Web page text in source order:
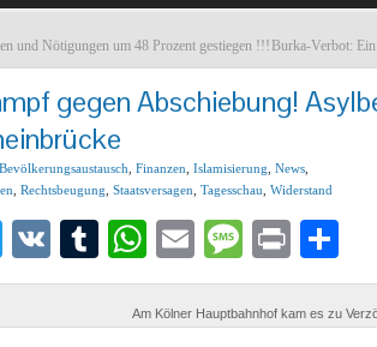
und Nötigungen um 48 Prozent gestiegen !!! Burka-Verbot:
gegen Abschiebung!
Bevölkerungsaustausch Finanzen Islamisierung News
Rechtsbeugung Staatsversagen Tagesschau Widerstand
Twitter
VK Tumblr
WhatsApp
EmailMessage
Print
Am Kölner Hauptbahnhof kam es zu